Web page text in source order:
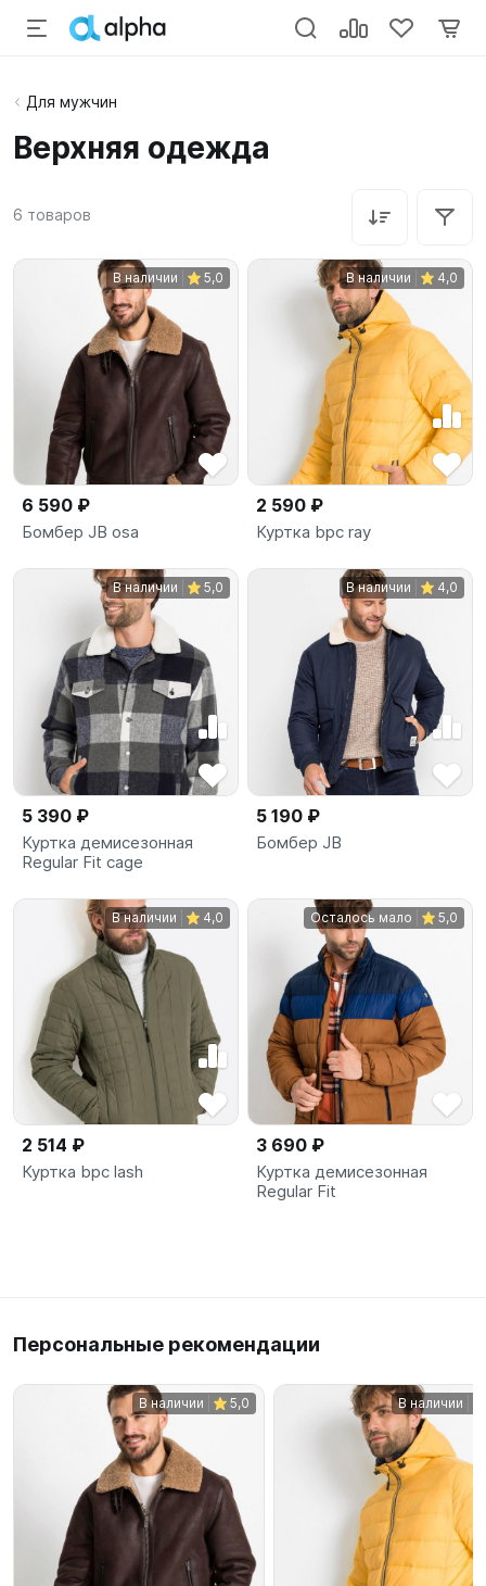
Для мужчин
Верхняя одежда
6 товаров
В наличии 5,0
6 590 ₽
Бомбер JB osa
В наличии 4,0
2 590 ₽
Куртка bpc ray
В наличии 5,0
5 390 ₽
Куртка демисезонная
Regular Fit сage
В наличии 4,0
5 190 ₽
Бомбер JB
В наличии 4,0
2 514 ₽
Куртка bpc lash
Осталось мало 5,0
3 690 ₽
Куртка демисезонная
Regular Fit
Персональные рекомендации
В наличии 5,0 В наличии